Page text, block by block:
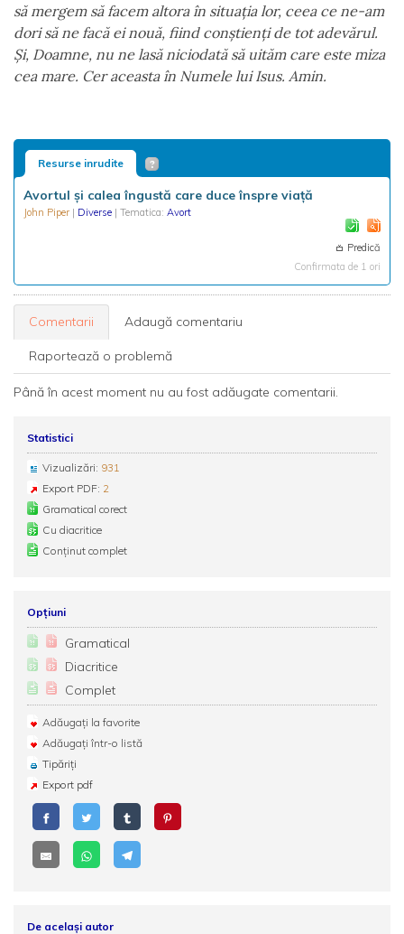
să mergem să facem altora în situația lor, ceea ce ne-am
dori să ne facă ei nouă, fiind conștienți de tot adevărul.
Și, Doamne, nu ne lasă niciodată să uităm care este miza
cea mare. Cer aceasta în Numele lui Isus. Amin.
Resurse inrudite
Avortul și calea îngustă care duce înspre viață
John Piper | Diverse | Tematica: Avort
Predică
Confirmata de 1 ori
Comentarii Adaugă comentariu
Raportează o problemă
Până în acest moment nu au fost adăugate comentarii.
Statistici
Vizualizări: 931
Export PDF: 2
Gramatical corect
Cu diacritice
Conținut complet
Opțiuni
Gramatical
Diacritice
Complet
Adăugați la favorite
Adăugați într-o listă
Tipăriți
Export pdf
De același autor